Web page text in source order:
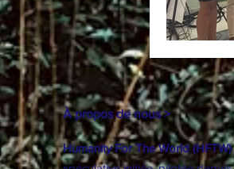
À propos de nous >
Humanity For The World (HFTW)